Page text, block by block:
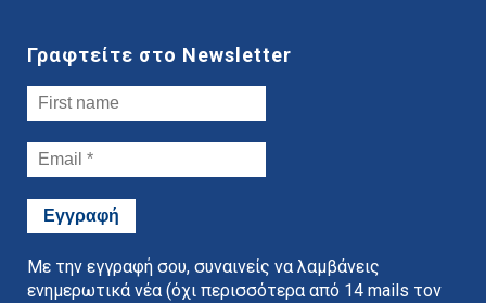
Γραφτείτε στο Newsletter
Με την εγγραφή σου, συναινείς να λαμβάνεις
ενημερωτικά νέα (όχι περισσότερα από 14 mails τον